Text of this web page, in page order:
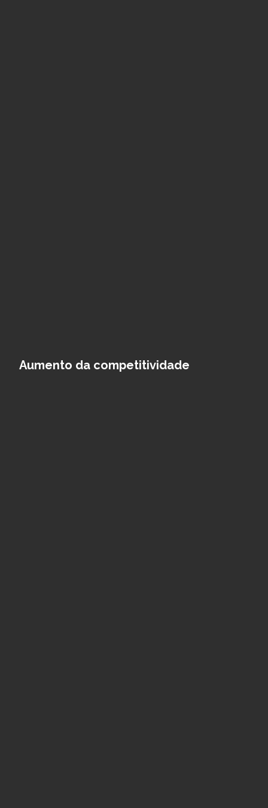
Aumento da competitividade